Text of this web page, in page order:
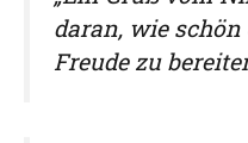
daran, wie
Freude zu